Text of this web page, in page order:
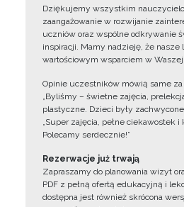
Dziękujemy wszystkim
zaangażowanie w rozwijanie
uczniów oraz wspólne odkrywanie
inspiracji. Mamy nadzieję, że
wartościowym wsparciem w
Opinie uczestników mówią same za
„Byliśmy – świetne zajęcia,
plastyczne. Dzieci były
„Super zajęcia, pełne ciekawostek
Polecamy serdecznie!”
Rezerwacje już trwają
Zapraszamy do planowania wizyt
PDF z pełną ofertą edukacyjną i
dostępna jest również skrócona